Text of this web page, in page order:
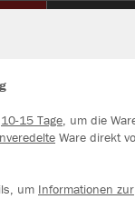
10-15 Tage, um die
Ware direkt
um Informationen zur
Weitere